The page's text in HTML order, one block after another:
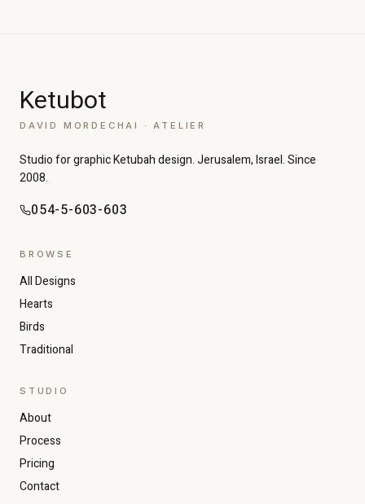
Ketubot
DAVID MORDECHAI · ATELIER
Studio for graphic Ketubah design. Jerusalem, Israel. Since
2008.
054-5-603-603
BROWSE
All Designs
Hearts
Birds
Traditional
STUDIO
About
Process
Pricing
ContactHigh contrast